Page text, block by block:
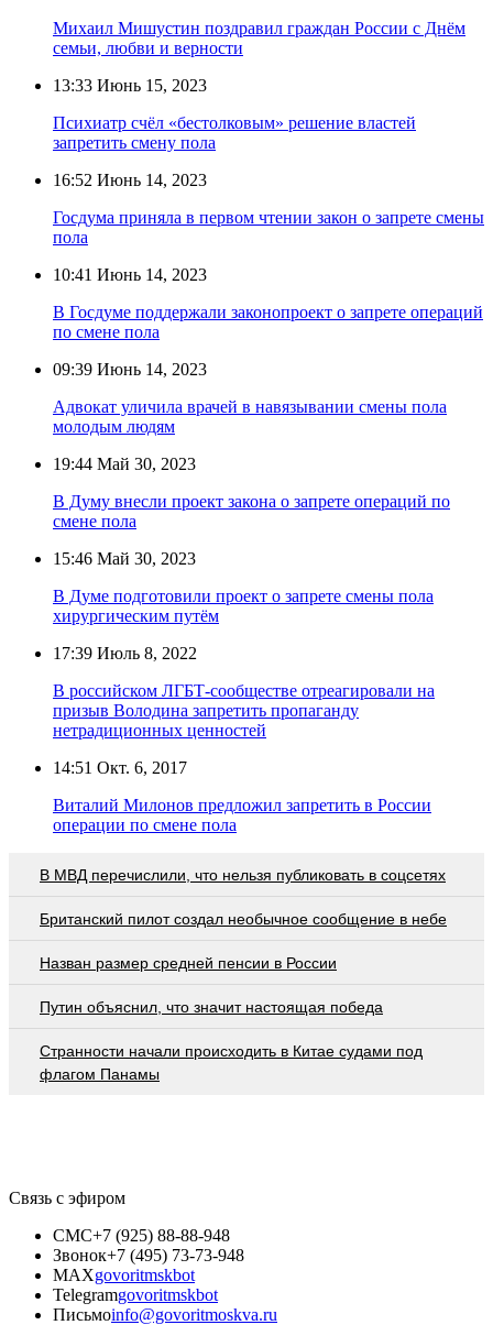
Михаил Мишустин поздравил граждан России с Днём
семьи, любви и верности
13:33 Июнь 15, 2023
Психиатр счёл «бестолковым» решение властей
запретить смену пола
16:52 Июнь 14, 2023
Госдума приняла в первом чтении закон о запрете смены
пола
10:41 Июнь 14, 2023
В Госдуме поддержали законопроект о запрете операций
по смене пола
09:39 Июнь 14, 2023
Адвокат уличила врачей в навязывании смены пола
молодым людям
19:44 Май 30, 2023
В Думу внесли проект закона о запрете операций по
смене пола
15:46 Май 30, 2023
В Думе подготовили проект о запрете смены пола
хирургическим путём
17:39 Июль 8, 2022
В российском ЛГБТ-сообществе отреагировали на
призыв Володина запретить пропаганду
нетрадиционных ценностей
14:51 Окт. 6, 2017
Виталий Милонов предложил запретить в России
операции по смене пола
В МВД перечислили, что нельзя публиковать в соцсетях
Британский пилот создал необычное сообщение в небе
Назван размер средней пенсии в России
Путин объяснил, что значит настоящая победа
Странности начали происходить в Китае судами под
флагом Панамы
Связь с эфиром
СМС+7 (925) 88-88-948
Звонок+7 (495) 73-73-948
MAXgovoritmskbot
Telegramgovoritmskbot
Письмоinfo@govoritmoskva.ru